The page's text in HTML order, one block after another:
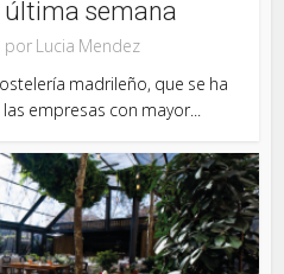
última semana
por Lucia Mendez
madrileño, que se ha
empresas con mayor...